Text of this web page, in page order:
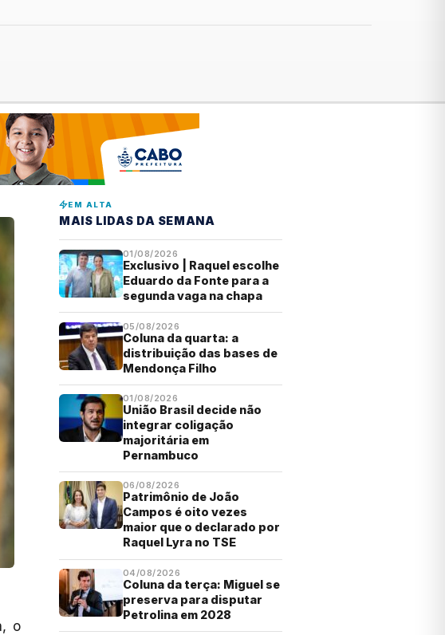
o
EM ALTA
MAIS LIDAS DA SEMANA
01/08/2026
Exclusivo | Raquel escolhe
Eduardo da Fonte para a
segunda vaga na chapa
05/08/2026
Coluna da quarta: a
distribuição das bases de
Mendonça Filho
01/08/2026
União Brasil decide não
integrar coligação
majoritária em
Pernambuco
06/08/2026
Patrimônio de João
Campos é oito vezes
maior que o declarado por
Raquel Lyra no TSE
04/08/2026
Coluna da terça: Miguel se
preserva para disputar
Petrolina em 2028